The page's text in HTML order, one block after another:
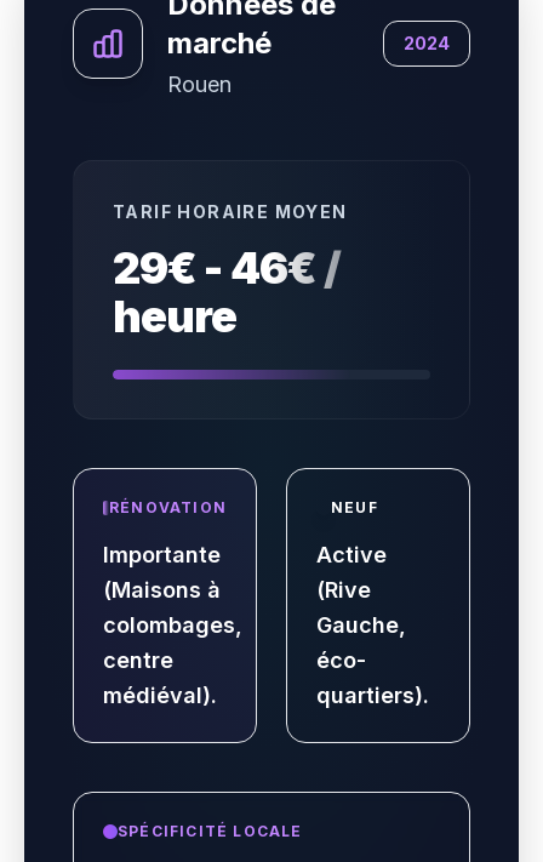
marché
Rouen
2024
TARIF HORAIRE MOYEN
29€ - 46€ /
heure
RÉNOVATION
Importante
(Maisons à
colombages,
centre
médiéval).
NEUF
Active
(Rive
Gauche,
éco-
quartiers).
SPÉCIFICITÉ LOCALE